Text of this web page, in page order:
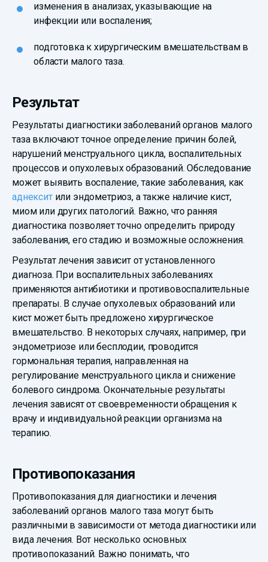
изменения в анализах, указывающие на
инфекции или воспаления;
подготовка к хирургическим вмешательствам в
области малого таза.
Результат
Результаты диагностики заболеваний органов малого
таза включают точное определение причин болей,
нарушений менструального цикла, воспалительных
процессов и опухолевых образований. Обследование
может выявить воспаление, такие заболевания, как
аднекситили эндометриоз, а также наличие кист,
миом или других патологий. Важно, что ранняя
диагностика позволяет точно определить природу
заболевания, его стадию и возможные осложнения.
Результат лечения зависит от установленного
диагноза. При воспалительных заболеваниях
применяются антибиотики и противовоспалительные
препараты. В случае опухолевых образований или
кист может быть предложено хирургическое
вмешательство. В некоторых случаях, например, при
эндометриозе или бесплодии, проводится
гормональная терапия, направленная на
регулирование менструального цикла и снижение
болевого синдрома. Окончательные результаты
лечения зависят от своевременности обращения к
врачу и индивидуальной реакции организма на
терапию.
Противопоказания
Противопоказания для диагностики и лечения
заболеваний органов малого таза могут быть
различными в зависимости от метода диагностики или
вида лечения. Вот несколько основных
противопоказаний. Важно понимать, что